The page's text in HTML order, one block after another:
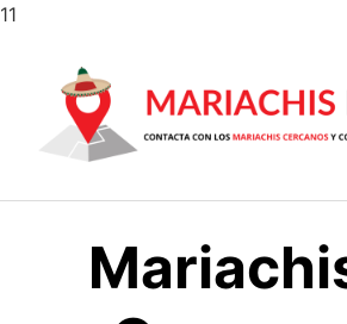
11
contenido